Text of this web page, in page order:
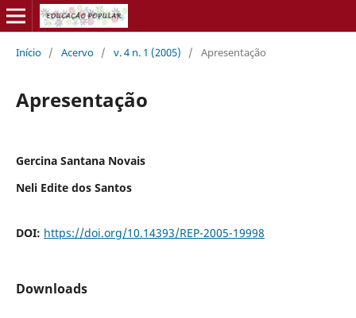
Início / Acervo / v. 4 n. 1 (2005) / Apresentação
Apresentação
Gercina Santana Novais
Neli Edite dos Santos
DOI: https://doi.org/10.14393/REP-2005-19998
Downloads